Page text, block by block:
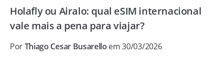
Holafly ou Airalo: qual eSIM internacional
vale mais a pena para viajar?
PorThiago Cesar Busarello em 30/03/2026